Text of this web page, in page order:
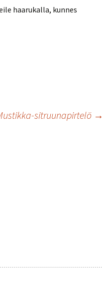
haarukalla, kunnes
sitruunapirtelö →